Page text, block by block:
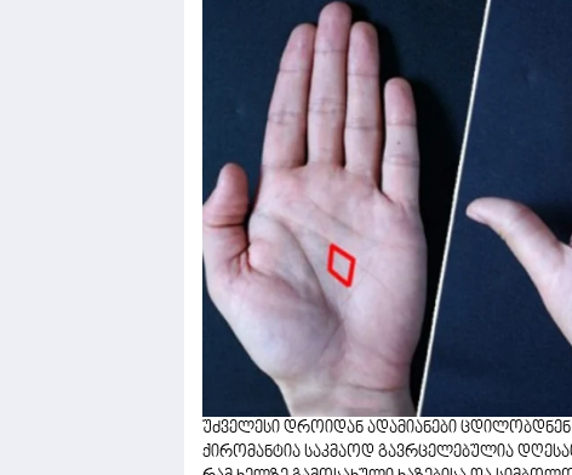
უძველესი დროიდან ადამიანები ცდილობდნენ
ქირომანტია საკმაოდ გავრცელებულია